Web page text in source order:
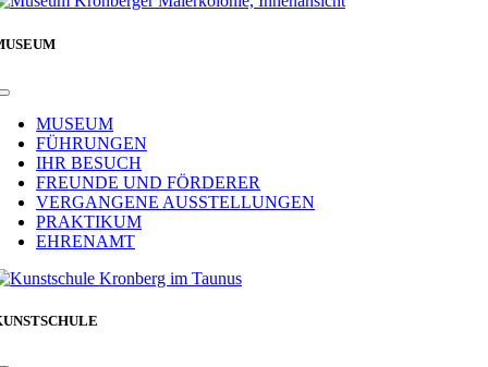
Toggle
NavigationMUSEUM
FÜHRUNGEN
IHR BESUCH
FREUNDE UND FÖRDERER
VERGANGENE AUSSTELLUNGEN
PRAKTIKUM
EHRENAMT